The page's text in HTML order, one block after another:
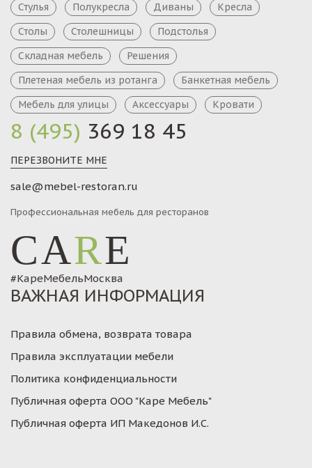
8 (495) 369 18 45
ПЕРЕЗВОНИТЕ МНЕ
sale@mebel-restoran.ru
Профессиональная мебель для ресторанов
CARE
#КареМебельМосква
Стулья Полукресла Диваны
Кресла
Столы
Столешницы
Подстолья
Складная мебель
Решения
Плетеная мебель из ротанга
Банкетная мебель
Мебель для улицы
Аксессуары Кровати
ВАЖНАЯ ИНФОРМАЦИЯ
Правила обмена, возврата товара
Правила эксплуатации мебели
Политика конфиденциальности
Публичная оферта ООО "Каре Мебель"
Публичная оферта ИП Македонов И.С.